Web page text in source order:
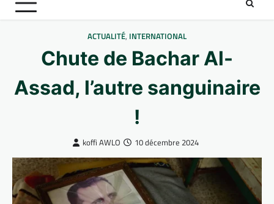
ACTUALITÉ, INTERNATIONAL
Chute de Bachar Al-
Assad, l’autre sanguinaire
!
koffi AWLO 10 décembre 2024